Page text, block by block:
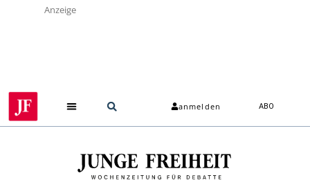
Anzeige
anmelden ABO